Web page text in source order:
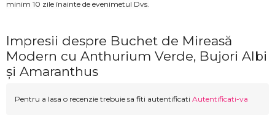
minim 10 zile înainte de evenimetul Dvs.
Impresii despre Buchet de Mireasă
Modern cu Anthurium Verde, Bujori Albi
și Amaranthus
Pentru a lasa o recenzie trebuie sa fiti autentificati Autentificati-va